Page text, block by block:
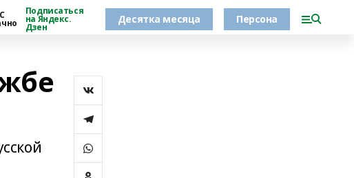
Подписаться
на Яндекс.
Дзен
Десятка месяца Персона